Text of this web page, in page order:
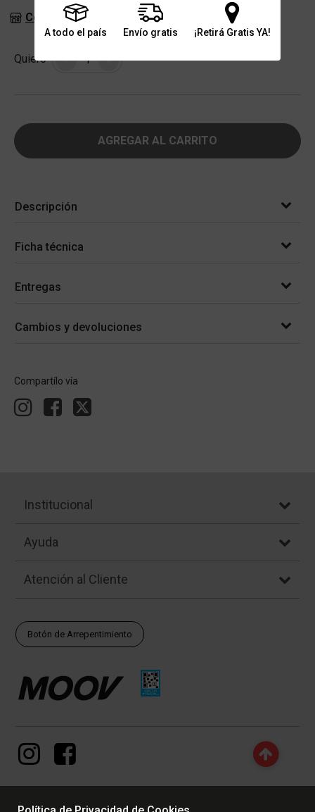
A todo el país Envío gratis ¡Retirá Gratis YA!
Consultar stock en sucursales
Quiero - +
AGREGAR AL CARRITO
Descripción
Ficha técnica
Entregas
Cambios y devoluciones
Compartílo vía
Institucional
Ayuda
Atención al Cliente
Botón de Arrepentimiento